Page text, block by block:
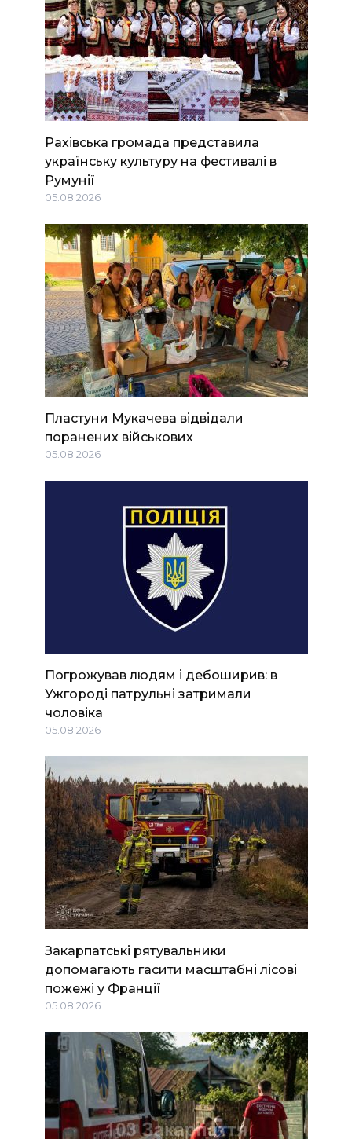
Рахівська громада представила
українську культуру на фестивалі в
Румунії
05.08.2026
Пластуни Мукачева відвідали
поранених військових
05.08.2026
Погрожував людям і дебоширив: в
Ужгороді патрульні затримали
чоловіка
05.08.2026
Закарпатські рятувальники
допомагають гасити масштабні лісові
пожежі у Франції
05.08.2026